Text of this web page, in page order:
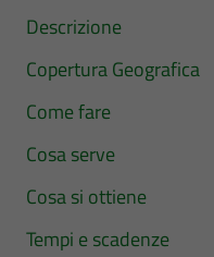
Descrizione
Copertura Geografica
Come fare
Cosa serve
Cosa si ottiene
Tempi e scadenze